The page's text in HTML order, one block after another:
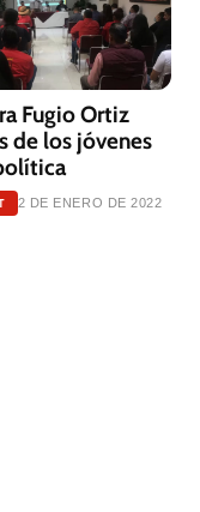
Fugio Ortiz
de los jóvenes
2 DE ENERO DE 2022